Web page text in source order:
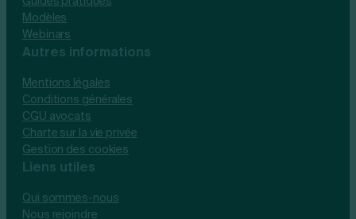
Modèles
Webinars
Autres informations
Mentions légales
Conditions générales
CGU avocats
Charte sur la vie privée
Gestion des cookies
Liens utiles
Qui sommes-nous
Nous rejoindre